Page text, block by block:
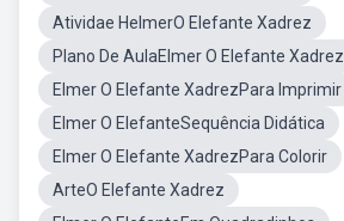
Atividae HelmerO Elefante Xadrez
Plano De AulaElmer O Elefante Xadrez
Elmer O Elefante XadrezPara Imprimir
Elmer O ElefanteSequência Didática
Elmer O Elefante XadrezPara Colorir
ArteO Elefante Xadrez